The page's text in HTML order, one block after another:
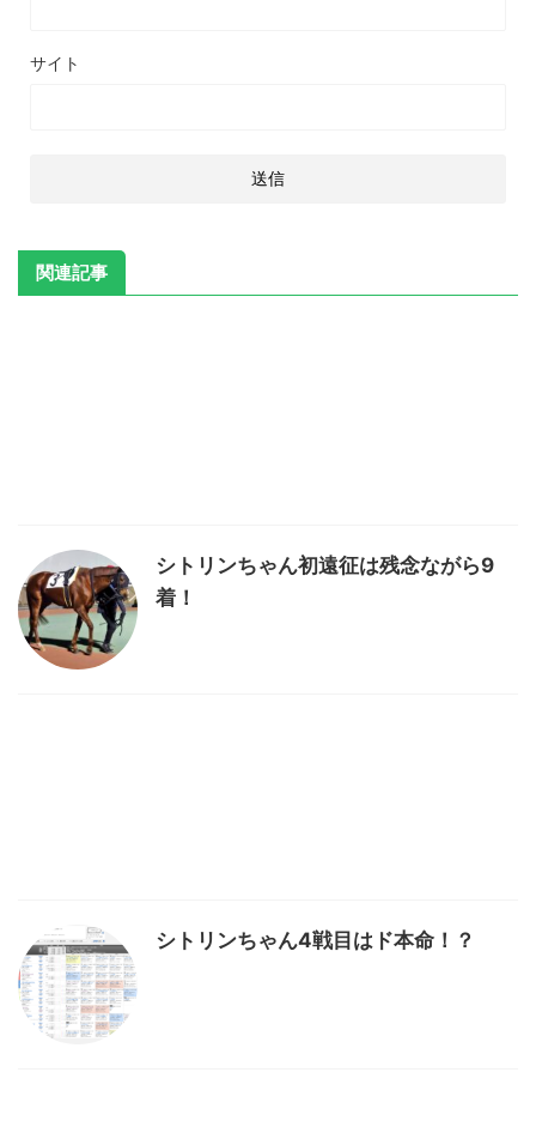
サイト
関連記事
シトリンちゃん初遠征は残念ながら9
着！
シトリンちゃん4戦目はド本命！？